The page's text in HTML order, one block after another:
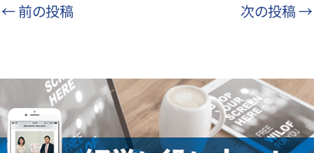
←前の投稿 次の投稿→